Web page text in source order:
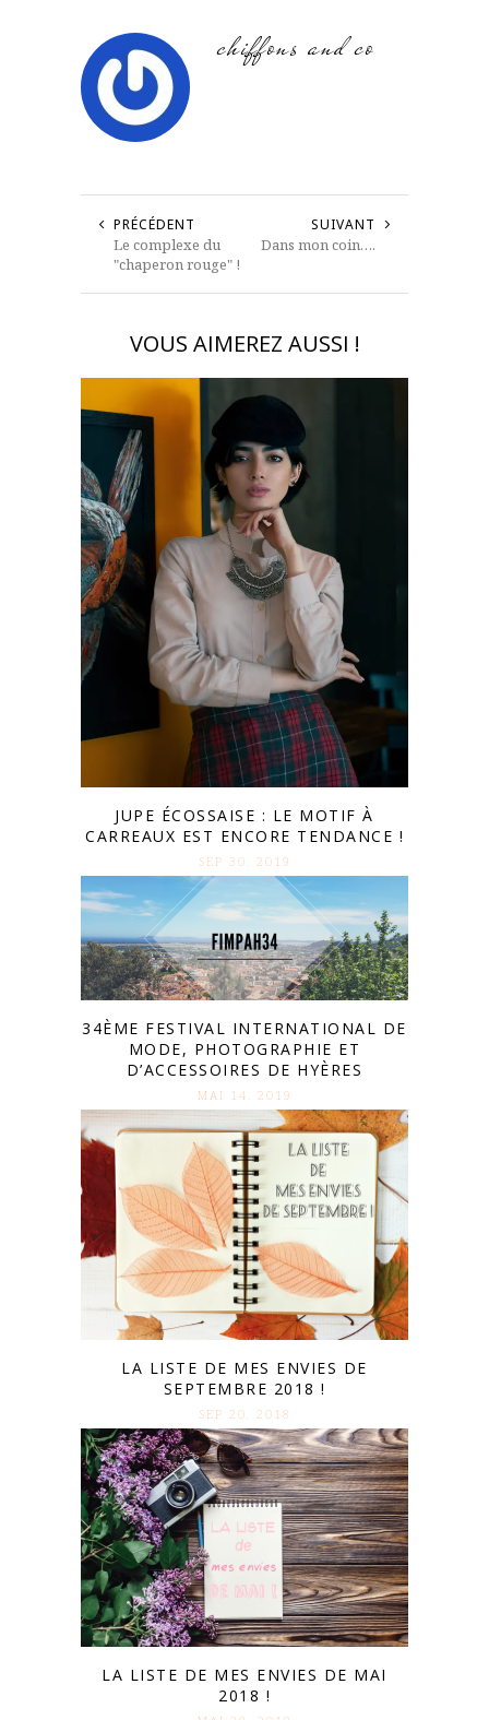
chiffons and co
PRÉCÉDENT
Le complexe du
"chaperon rouge" !
SUIVANT
Dans mon coin….
VOUS AIMEREZ AUSSI !
JUPE ÉCOSSAISE : LE MOTIF À
CARREAUX EST ENCORE TENDANCE !
SEP 30. 2019
34ÈME FESTIVAL INTERNATIONAL DE
MODE, PHOTOGRAPHIE ET
D’ACCESSOIRES DE HYÈRES
MAI 14. 2019
LA LISTE DE MES ENVIES DE
SEPTEMBRE 2018 !
SEP 20. 2018
LA LISTE DE MES ENVIES DE MAI
2018 !